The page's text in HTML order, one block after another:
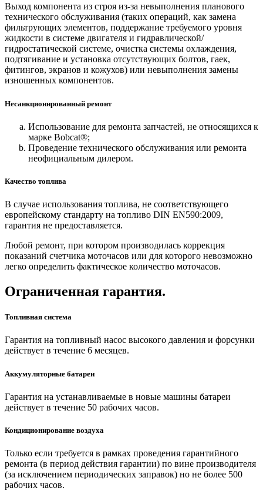
Выход компонента из строя из-за невыполнения планового
технического обслуживания (таких операций, как замена
фильтрующих элементов, поддержание требуемого уровня
жидкости в системе двигателя и гидравлической/
гидростатической системе, очистка системы охлаждения,
подтягивание и установка отсутствующих болтов, гаек,
фитингов, экранов и кожухов) или невыполнения замены
изношенных компонентов.
Несанкционированный ремонт
Использование для ремонта запчастей, не относящихся к
марке Bobcat®;
Проведение технического обслуживания или ремонта
неофициальным дилером.
Качество топлива
В случае использования топлива, не соответствующего
европейскому стандарту на топливо DIN EN590:2009,
гарантия не предоставляется.
Любой ремонт, при котором производилась коррекция
показаний счетчика моточасов или для которого невозможно
легко определить фактическое количество моточасов.
Ограниченная гарантия.
Топливная система
Гарантия на топливный насос высокого давления и форсунки
действует в течение 6 месяцев.
Аккумуляторные батареи
Гарантия на устанавливаемые в новые машины батареи
действует в течение 50 рабочих часов.
Кондиционирование воздуха
Только если требуется в рамках проведения гарантийного
ремонта (в период действия гарантии) по вине производителя
(за исключением периодических заправок) но не более 500
рабочих часов.